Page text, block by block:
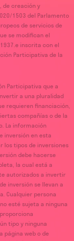
de creación y
1503 del Parlamento
de servicios de
se modifican el
inscrita con el
Participativa de la
Participativa que a
a una pluralidad
requieren financiación,
compañías o de la
La información
inversión en esta
los tipos de inversiones
debe hacerse
la cual está a
autorizados a invertir
inversión se llevan a
Cualquier persona
esté sujeta a ninguna
tipo y ninguna
página web o de